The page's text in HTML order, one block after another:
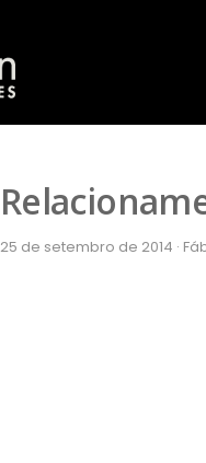
25 de setembro de 2014 ·